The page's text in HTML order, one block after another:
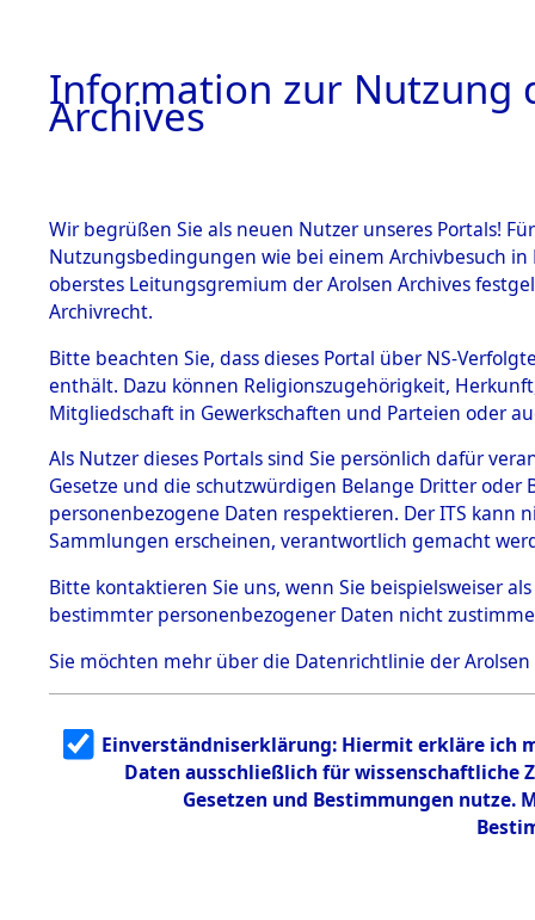
BESTÄNDE
1.
mente
5. Verschiedenes
5.3
Todesmärsche
5.3.1 Alliierte
Erhebungen
zu
Todesmärsch
en
5.3.2
g
5.3.3
Todesmärsch
Lünen→
Information zur Nutzung
Archives
Wir begrüßen Sie als neuen Nutzer unseres Portals!
Nutzungsbedingungen wie bei einem Archivbesuch
oberstes Leitungsgremium der Arolsen Archives
Archivrecht.
Bitte beachten Sie, dass dieses Portal über NS-
enthält. Dazu können Religionszugehörigkeit,
Mitgliedschaft in Gewerkschaften und Parteien oder
Als Nutzer dieses Portals sind Sie persönlich dafür
Gesetze und die schutzwürdigen Belange Dritter
personenbezogene Daten respektieren. Der ITS
Sammlungen erscheinen, verantwortlich gemacht
Bitte kontaktieren Sie uns, wenn Sie beispielsweiser
bestimmter personenbezogener Daten nicht
Sie möchten mehr über die Datenrichtlinie der Arolsen
Einverständniserklärung: Hiermit erkläre ich
Daten ausschließlich für wissenschaftliche
Gesetzen und Bestimmungen nutze.